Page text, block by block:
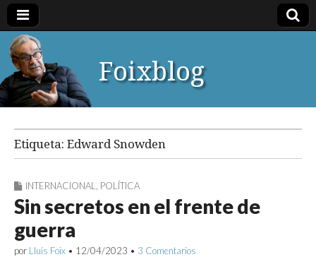
Foixblog
Etiqueta: Edward Snowden
INTERNACIONAL POLÍTICA
Sin secretos en el frente de
guerra
por Lluís Foix • 12/04/2023 • 3 Comentarios